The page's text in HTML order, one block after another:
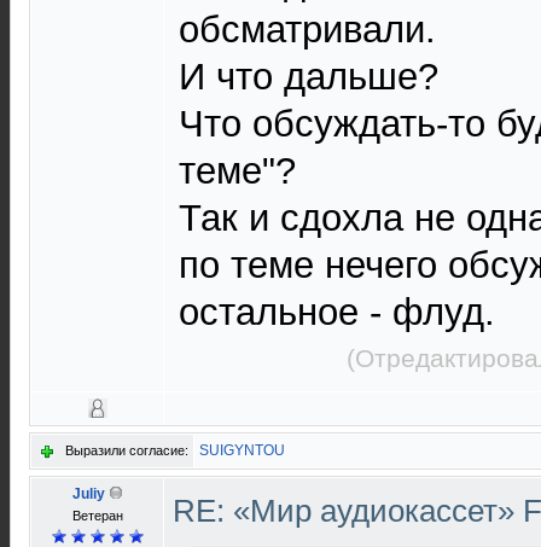
обсматривали.
И что дальше?
Что обсуждать-то
теме"?
Так и сдохла не
по теме нечего
остальное - флуд.
Выразили согласие: SUIGYNTOU
Juliy
Ветеран
RE: «Мир аудиокассет»